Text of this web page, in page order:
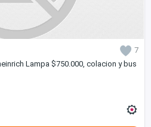
7
Lampa $750.000, colacion y bus